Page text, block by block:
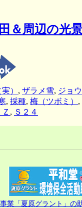
＆周辺の光
） , ザラメ雪, ジョ
, 採種, 梅（ツボミ） ,
Ｚ , Ｓ２４
業「夏原グラント」の